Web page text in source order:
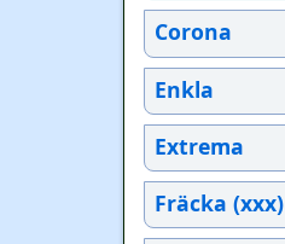
Corona
Enkla
Extrema
Fräcka (xxx)